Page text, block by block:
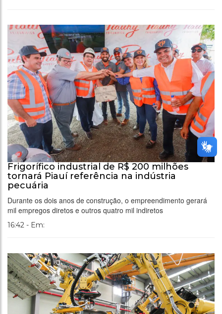
Frigorífico industrial de R$ 200 milhões
tornará Piauí referência na indústria
pecuária
Durante os dois anos de construção, o empreendimento gerará
mil empregos diretos e outros quatro mil indiretos
16:42 - Em: